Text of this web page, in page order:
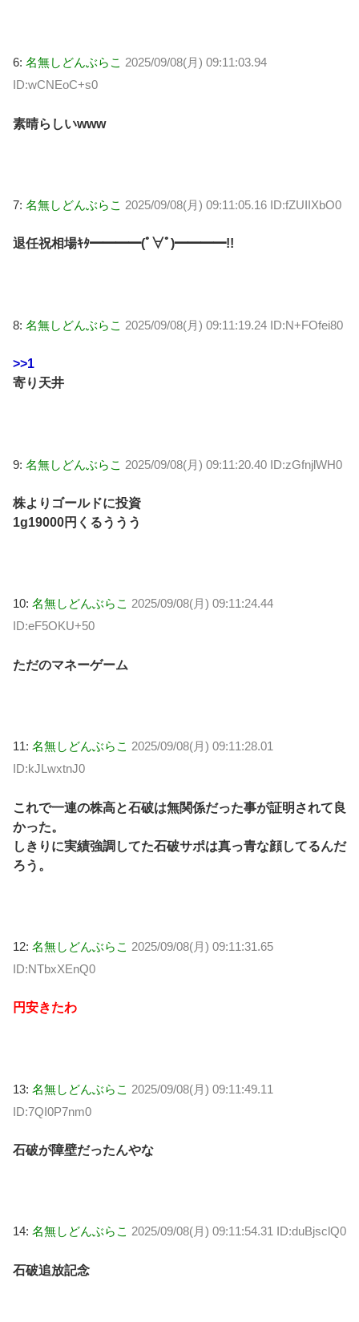
6: 名無しどんぶらこ 2025/09/08(月) 09:11:03.94
ID:wCNEoC+s0
素晴らしいwww
7: 名無しどんぶらこ 2025/09/08(月) 09:11:05.16 ID:fZUIIXbO0
退任祝相場ｷﾀ━━━━(ﾟ∀ﾟ)━━━━!!
8: 名無しどんぶらこ 2025/09/08(月) 09:11:19.24 ID:N+FOfei80
>>1
寄り天井
9: 名無しどんぶらこ 2025/09/08(月) 09:11:20.40 ID:zGfnjlWH0
株よりゴールドに投資
1g19000円くるううう
10: 名無しどんぶらこ 2025/09/08(月) 09:11:24.44
ID:eF5OKU+50
ただのマネーゲーム
11: 名無しどんぶらこ 2025/09/08(月) 09:11:28.01
ID:kJLwxtnJ0
これで一連の株高と石破は無関係だった事が証明されて良
かった。
しきりに実績強調してた石破サポは真っ青な顔してるんだ
ろう。
12: 名無しどんぶらこ 2025/09/08(月) 09:11:31.65
ID:NTbxXEnQ0
円安きたわ
13: 名無しどんぶらこ 2025/09/08(月) 09:11:49.11
ID:7QI0P7nm0
石破が障壁だったんやな
14: 名無しどんぶらこ 2025/09/08(月) 09:11:54.31 ID:duBjsclQ0
石破追放記念